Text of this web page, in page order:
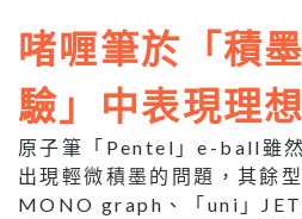
啫喱筆於「積
驗」中表現理想
原子筆「Pentel」e-ball雖
出現輕微積墨的問題，其餘
MONO graph、「uni」